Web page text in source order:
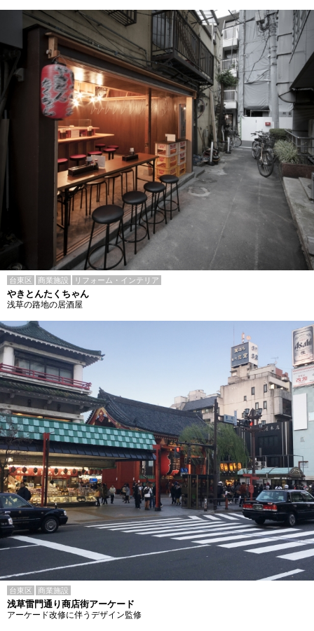
台東区 商業施設 リフォーム・インテリア
やきとんたくちゃん
浅草の路地の居酒屋
台東区 商業施設
浅草雷門通り商店街アーケード
アーケード改修に伴うデザイン監修